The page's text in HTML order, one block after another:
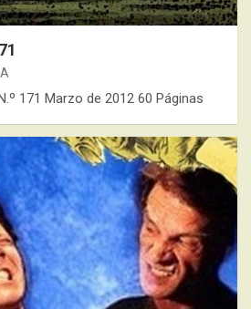
171 Marzo de 2012 60 Páginas